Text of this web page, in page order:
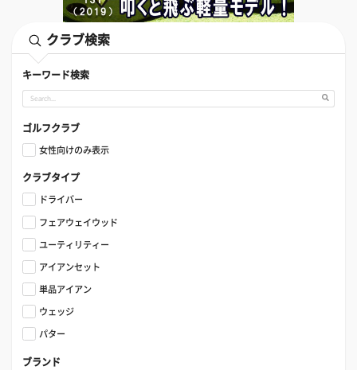
クラブ検索
キーワード検索
ゴルフクラブ
女性向けのみ表示
クラブタイプ
ドライバー
フェアウェイウッド
ユーティリティー
アイアンセット
単品アイアン
ウェッジ
パター
ブランド